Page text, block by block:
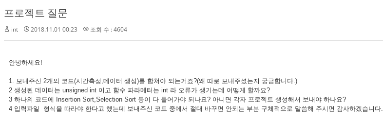
프로젝트 질문
int 2018.11.01 00:23 조회 수 : 4604
안녕하세요!
1. 보내주신 2개의 코드(시간측정,데이터 생성)를 합쳐야 되는거죠?(왜 따로 보내주셨는지 궁금합니다.)
2 생성된 데이터는 unsigned int 이고 함수 파라메터는 int 라 오류가 생기는데 어떻게 할까요?
3 하나의 코드에 Insertion Sort,Selection Sort 등이 다 들어가야 되나요? 아니면 각자 프로젝트 생성해서 보내야 하나요?
4 입력파일 형식을 따라야 한다고 했는데 보내주신 코드 중에서 절대 바꾸면 안되는 부분 구체적으로 말씀해 주시면 감사하겠습니다.